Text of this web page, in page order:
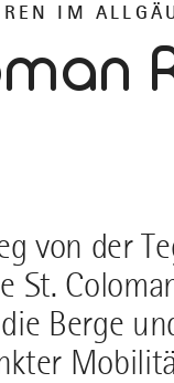
IM
von der
St.
Berge